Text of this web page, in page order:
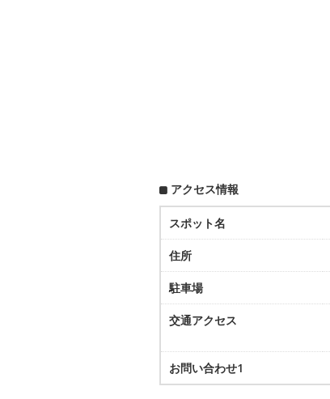
アクセス情報
スポット名
住所
駐車場
交通アクセス
お問い合わせ1